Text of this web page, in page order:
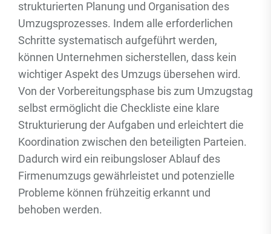
strukturierten Planung und Organisation des
Umzugsprozesses. Indem alle erforderlichen
Schritte systematisch aufgeführt werden,
können Unternehmen sicherstellen, dass kein
wichtiger Aspekt des Umzugs übersehen wird.
Von der Vorbereitungsphase bis zum Umzugstag
selbst ermöglicht die Checkliste eine klare
Strukturierung der Aufgaben und erleichtert die
Koordination zwischen den beteiligten Parteien.
Dadurch wird ein reibungsloser Ablauf des
Firmenumzugs gewährleistet und potenzielle
Probleme können frühzeitig erkannt und
behoben werden.